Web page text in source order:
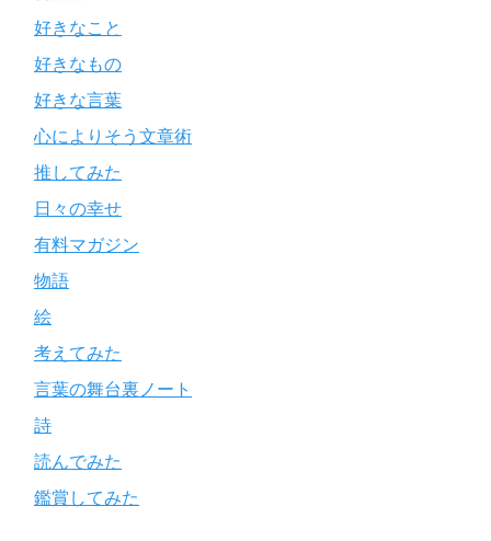
好きなこと
好きなもの
好きな言葉
心によりそう文章術
推してみた
日々の幸せ
有料マガジン
物語
絵
考えてみた
言葉の舞台裏ノート
詩
読んでみた
鑑賞してみた